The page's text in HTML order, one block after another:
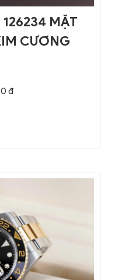
126234 MẶT
CƯƠNG
đ